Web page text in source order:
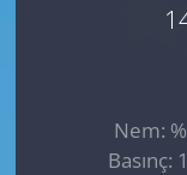
Nem:
Basınç: